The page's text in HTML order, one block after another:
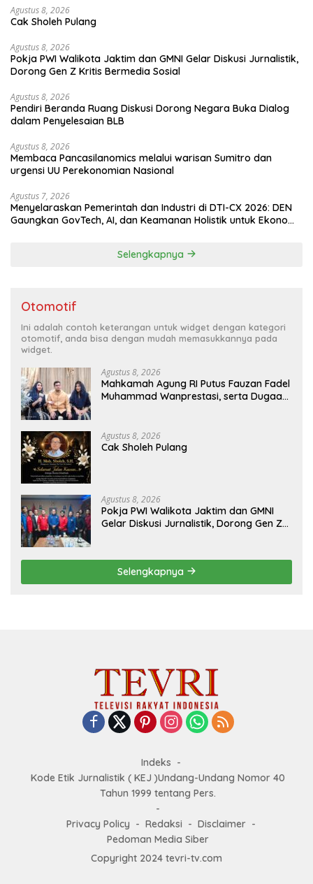
Agustus 8, 2026
Cak Sholeh Pulang
Agustus 8, 2026
Pokja PWI Walikota Jaktim dan GMNI Gelar Diskusi Jurnalistik,
Dorong Gen Z Kritis Bermedia Sosial
Agustus 8, 2026
Pendiri Beranda Ruang Diskusi Dorong Negara Buka Dialog
dalam Penyelesaian BLB
Agustus 8, 2026
Membaca Pancasilanomics melalui warisan Sumitro dan
urgensi UU Perekonomian Nasional
Agustus 7, 2026
Menyelaraskan Pemerintah dan Industri di DTI-CX 2026: DEN
Gaungkan GovTech, AI, dan Keamanan Holistik untuk Ekonomi
Selengkapnya
Otomotif
Ini adalah contoh keterangan untuk widget dengan kategori
otomotif, anda bisa dengan mudah memasukkannya pada
widget.
Agustus 8, 2026
Mahkamah Agung RI Putus Fauzan Fadel
Muhammad Wanprestasi, serta Dugaan
Agustus 8, 2026
Cak Sholeh Pulang
Agustus 8, 2026
Pokja PWI Walikota Jaktim dan GMNI
Gelar Diskusi Jurnalistik, Dorong Gen Z
Selengkapnya
Indeks
Kode Etik Jurnalistik ( KEJ )Undang-Undang Nomor 40
Tahun 1999 tentang Pers.
Privacy Policy Redaksi
Disclaimer
Pedoman Media Siber
Copyright 2024 tevri-tv.com